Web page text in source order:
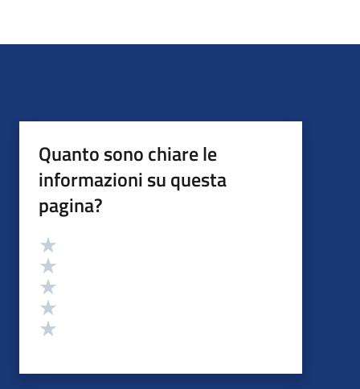
Quanto sono chiare le
informazioni su questa
pagina?
Valutazione